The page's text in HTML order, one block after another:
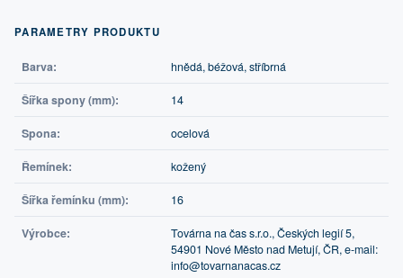
PARAMETRY PRODUKTU
Barva: hnědá, béžová, stříbrná
Šířka spony (mm): 14
Spona: ocelová
Řemínek: kožený
Šířka řemínku (mm): 16
Výrobce:
Továrna na čas s.r.o., Českých legií 5,
54901 Nové Město nad Metují, ČR, e-mail:
info@tovarnanacas.cz